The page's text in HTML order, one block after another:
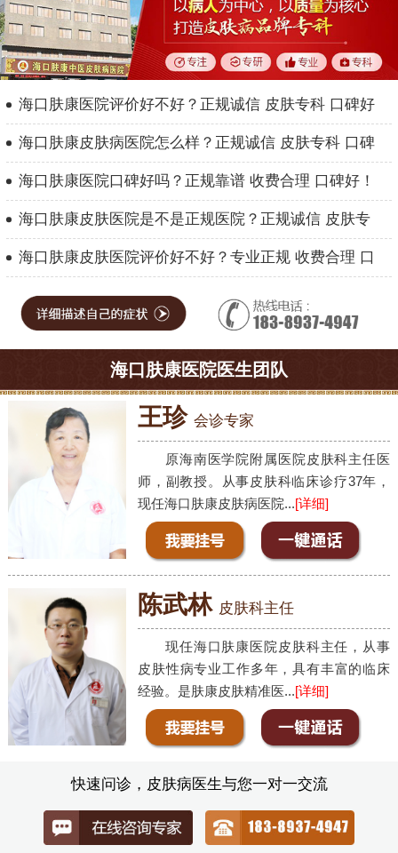
海口肤康医院评价好不好？正规诚信 皮肤专科 口碑好
海口肤康皮肤病医院怎么样？正规诚信 皮肤专科 口碑
海口肤康医院口碑好吗？正规靠谱 收费合理 口碑好！
海口肤康皮肤医院是不是正规医院？正规诚信 皮肤专
海口肤康皮肤医院评价好不好？专业正规 收费合理 口
海口肤康医院医生团队
王珍 会诊专家
原海南医学院附属医院皮肤科主任医
师，副教授。从事皮肤科临床诊疗37年，
现任海口肤康皮肤病医院...[详细]
陈武林 皮肤科主任
现任海口肤康医院皮肤科主任，从事
皮肤性病专业工作多年，具有丰富的临床
经验。是肤康皮肤精准医...[详细]
快速问诊，皮肤病医生与您一对一交流